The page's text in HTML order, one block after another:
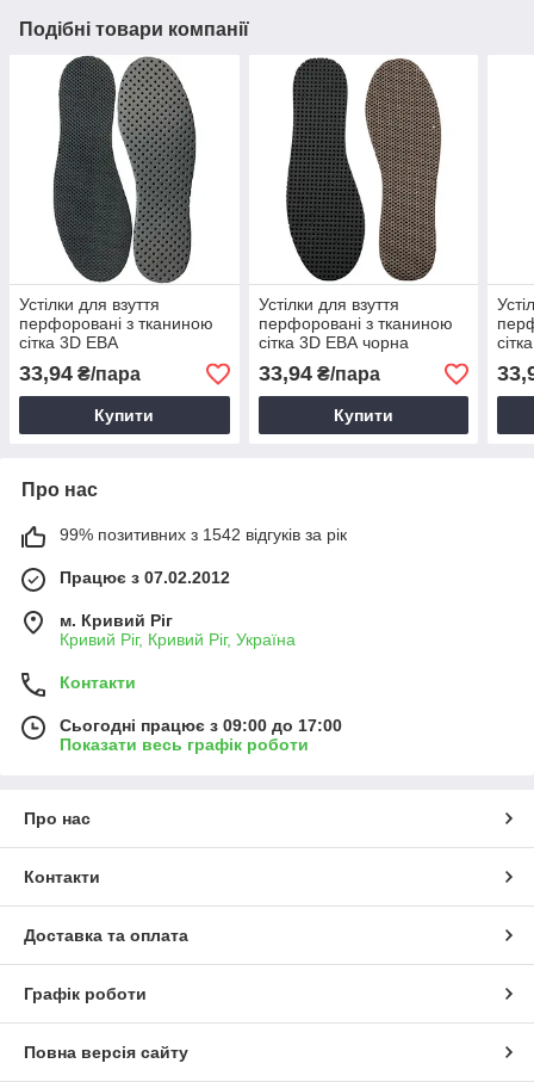
Подібні товари компанії
Устілки для взуття
перфоровані з тканиною
сітка 3D ЕВА
(46р/29см/0,3см) чорні
33,94 ₴/пара
Купити
Устілки для взуття
перфоровані з тканиною
сітка 3D ЕВА чорна
(39р/25 см/0,3см)
коричневі
33,94₴/пара
Купити
см/
Про нас
99% позитивних з 1542 відгуків за рік
Працює з 07.02.2012
м. Кривий Ріг
Кривий Ріг, Кривий Ріг, Україна
Контакти
Сьогодні працює з 09:00 до 17:00
Показати весь графік роботи
Про нас
Контакти
Доставка та оплата
Графік роботи
Повна версія сайту